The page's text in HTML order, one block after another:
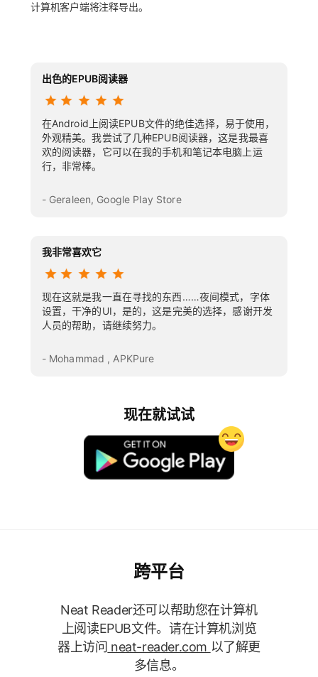
计算机客户端将注释导出。
出色的EPUB阅读器
在Android上阅读EPUB文件的绝佳选择，易于使用，
外观精美。我尝试了几种EPUB阅读器，这是我最喜
欢的阅读器，它可以在我的手机和笔记本电脑上运
行，非常棒。
- Geraleen, Google Play Store
我非常喜欢它
现在这就是我一直在寻找的东西……夜间模式，字体
设置，干净的UI，是的，这是完美的选择，感谢开发
人员的帮助，请继续努力。
- Mohammad , APKPure
现在就试试
跨平台
Neat Reader还可以帮助您在计算机
上阅读EPUB文件。请在计算机浏览
器上访问 neat-reader.com 以了解更
多信息。